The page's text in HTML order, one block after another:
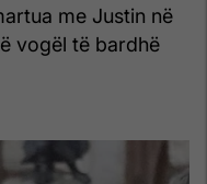
me Justin në
vogël të bardhë